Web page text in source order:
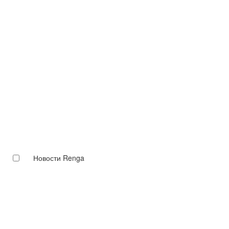
Новости Renga